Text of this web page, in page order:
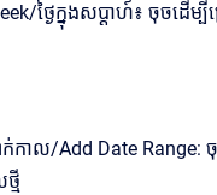
ថ្ងៃក្នុងសប្តាហ៍៖ ចុចដើម្បីជ្
កាល/Add Date Range: ចុ
មី